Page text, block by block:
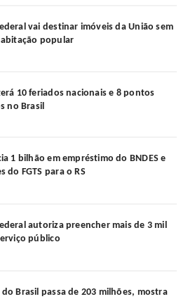
vai destinar imóveis da União sem
popular
10 feriados nacionais e 8 pontos
no Brasil
1 bilhão em empréstimo do BNDES e
do FGTS para o RS
autoriza preencher mais de 3 mil
público
Brasil passa de 203 milhões, mostra